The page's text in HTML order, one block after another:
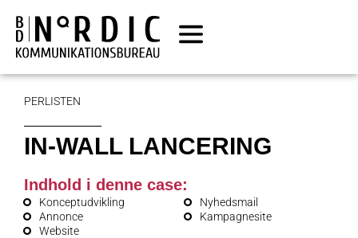
PERLISTEN
IN-WALL LANCERING
Indhold i denne case:
Konceptudvikling
Annonce
Website
Nyhedsmail
Kampagnesite